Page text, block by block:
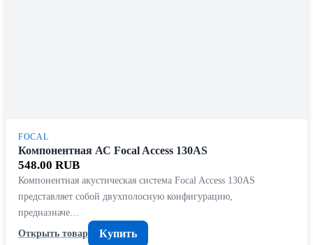
FOCAL
Компонентная АС Focal Access 130AS
548.00 RUB
Компонентная акустическая система Focal Access 130AS
представляет собой двухполосную конфигурацию,
предназначе…
Открыть товар
Купить